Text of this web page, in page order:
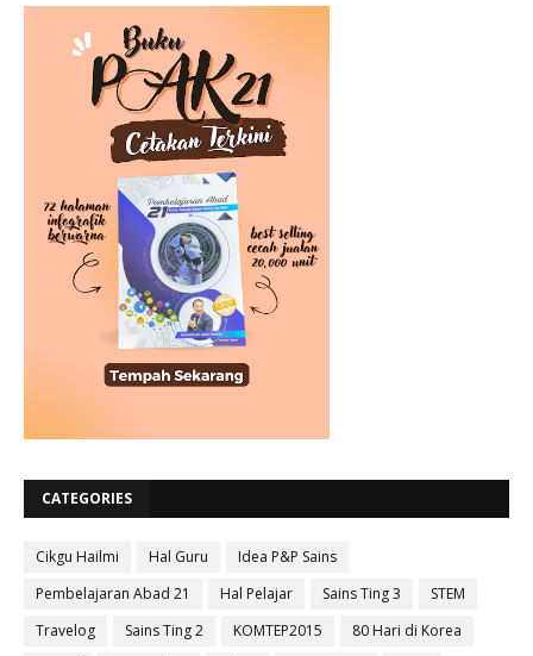
CATEGORIES
Cikgu Hailmi Hal Guru
Idea P&P Sains
Pembelajaran Abad 21
Hal Pelajar Sains Ting 3
STEM
Travelog
Sains Ting 2 KOMTEP2015
80 Hari di Korea